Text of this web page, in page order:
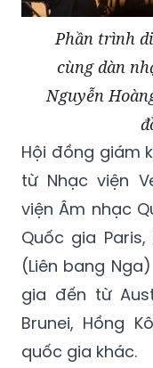
Phần trình
cùng dàn
Nguyễn
Hội đồng giám
từ Nhạc viện
viện Âm nhạc
Quốc gia
(Liên bang
gia đến từ
Brunei, Hồng
quốc gia khác.